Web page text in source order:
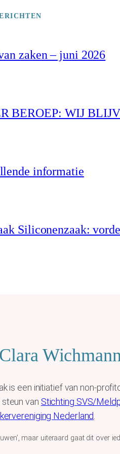
zaken – juni 2026
BEROEP: WIJ
informatie
Siliconenzaak:
Wichmann
is een initiatief van non-
van Stichting SVS/
Nederland
maar uiteraard gaat dit over